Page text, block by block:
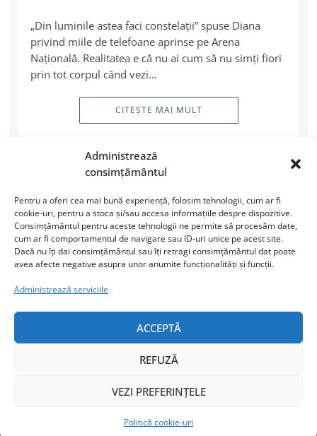
Administrează
consimțământul
Pentru a oferi cea mai bună experiență, folosim tehnologii, cum ar fi
cookie-uri, pentru a stoca și/sau accesa informațiile despre dispozitive.
Consimțământul pentru aceste tehnologii ne permite să procesăm date,
cum ar fi comportamentul de navigare sau ID-uri unice pe acest site.
Dacă nu îți dai consimțământul sau îți retragi consimțământul dat poate
avea afecte negative asupra unor anumite funcționalități și funcții.
Administrează serviciile
ACCEPTĂ
REFUZĂ
VEZI PREFERINȚELE
Politică cookie-uri
„Din luminile astea faci constelaţii” spuse Diana
privind miile de telefoane aprinse pe Arena
Naţională. Realitatea e că nu ai cum să nu simţi fiori
prin tot corpul când vezi…
CITEȘTE MAI MULT
URMĂREȘTE-MI ACTIVITATEA
LinkedIn